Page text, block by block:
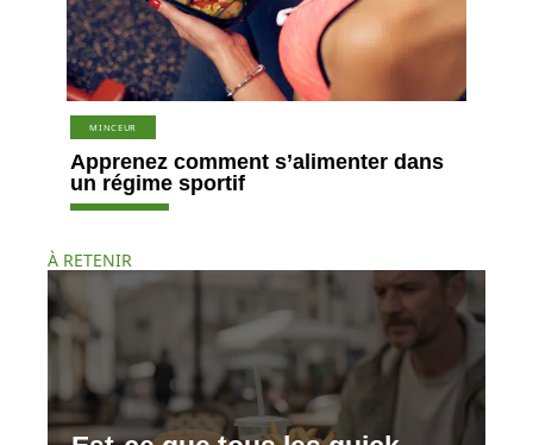
MINCEUR
Apprenez comment s’alimenter dans
un régime sportif
À RETENIR